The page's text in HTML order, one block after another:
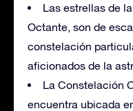
Las estrellas de
Octante, son de
constelación
aficionados de la
La Constelación
encuentra ubicada